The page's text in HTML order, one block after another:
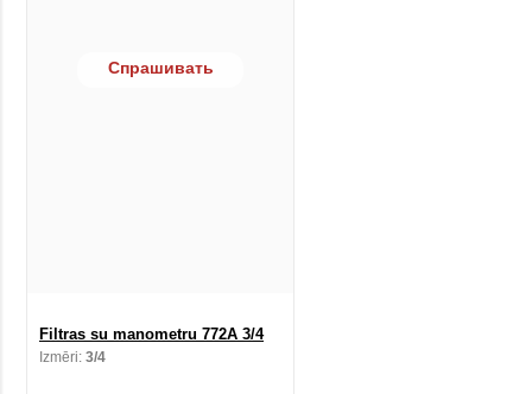
Спрашивать
Filtras su manometru 772A 3/4
Izmēri: 3/4